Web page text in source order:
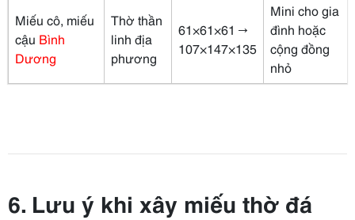
Miếu cô, miếu
cậu Bình
Dương
Thờ thần
linh địa
phương
61×61×61 →
107×147×135
Mini cho gia
đình hoặc
cộng đồng
nhỏ
6. Lưu ý khi xây miếu thờ đá